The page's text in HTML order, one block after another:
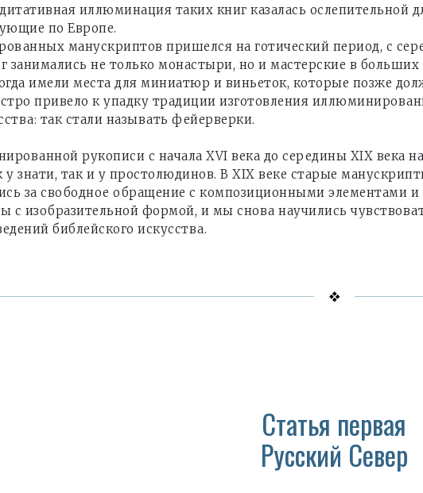
иллюминация таких книг казалась ослепительной
по Европе.
манускриптов пришелся на готический период, с
занимались не только монастыри, но и мастерские в
имели места для миниатюр и виньеток, которые позже
привело к упадку традиции изготовления
так стали называть фейерверки.
рукописи с начала XVI века до середины XIX века
у знати, так и у простолюдинов. В XIX веке старые
за свободное обращение с композиционными элементами
с изобразительной формой, и мы снова научились
библейского искусства.
Статья первая
Русский Север